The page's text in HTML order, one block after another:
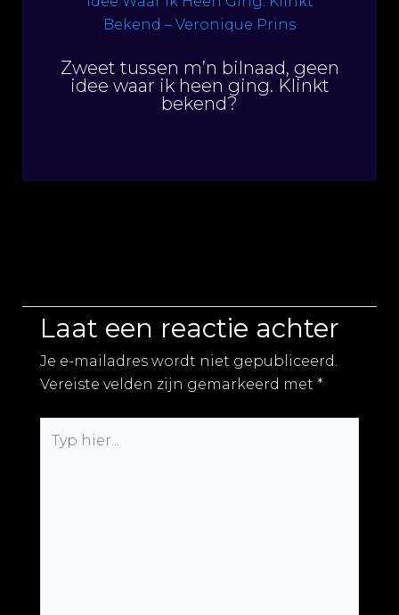
Zweet tussen m’n bilnaad, geen
idee waar ik heen ging. Klinkt
bekend?
Laat een reactie achter
Je e-mailadres wordt niet gepubliceerd.
Vereiste velden zijn gemarkeerd met *
hier...